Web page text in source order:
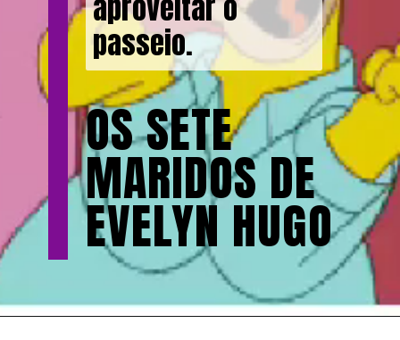
aproveitar o
passeio.
OS SETE
MARIDOS DE
EVELYN HUGO